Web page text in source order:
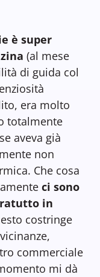
è super
(al mese
di guida col
era molto
totalmente
aveva già
non
Che cosa
ci sono
in
costringe
commerciale
mi dà